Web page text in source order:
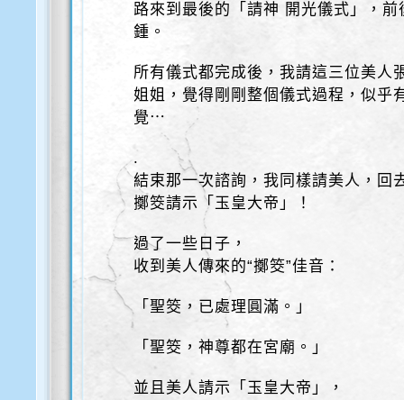
路來到最後的「請神 開光儀式」，
鍾。
所有儀式都完成後，我請這三位美人
姐姐，覺得剛剛整個儀式過程，似乎
覺⋯
.
結束那一次諮詢，我同樣請美人，回
擲筊請示「玉皇大帝」！
過了一些日子，
收到美人傳來的“擲筊”佳音：
「聖筊，已處理圓滿。」
「聖筊，神尊都在宮廟。」
並且美人請示「玉皇大帝」，